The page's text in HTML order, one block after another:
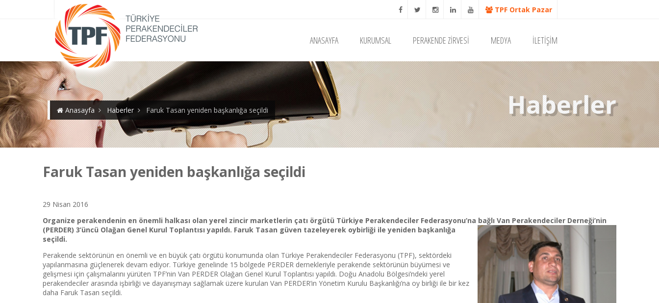
TPF Ortak Pazar
ANASAYFA KURUMSAL PERAKENDE ZİRVESİ MEDYA İLETİŞİM
Haberler
Anasayfa Haberler Faruk Tasan yeniden başkanlığa seçildi
Faruk Tasan yeniden başkanlığa seçildi
29 Nisan 2016
Organize perakendenin en önemli halkası olan yerel zincir marketlerin çatı örgütü Türkiye Perakendeciler Federasyonu’na bağlı Van Perakendeciler Derneği’nin
(PERDER) 3’üncü Olağan Genel Kurul Toplantısı yapıldı. Faruk Tasan güven tazeleyerek oybirliği ile yeniden başkanlığa
seçildi.
Perakende sektörünün en önemli ve en büyük çatı örgütü konumunda olan Türkiye Perakendeciler Federasyonu (TPF), sektördeki
yapılanmasına güçlenerek devam ediyor. Türkiye genelinde 15 bölgede PERDER dernekleriyle perakende sektörünün büyümesi ve
gelişmesi için çalışmalarını yürüten TPF’nin Van PERDER Olağan Genel Kurul Toplantısı yapıldı. Doğu Anadolu Bölgesi’ndeki yerel
perakendeciler arasında işbirliği ve dayanışmayı sağlamak üzere kurulan Van PERDER’in Yönetim Kurulu Başkanlığı’na oy birliği ile bir kez
daha Faruk Tasan seçildi.